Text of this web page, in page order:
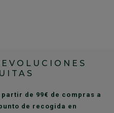
de 99€ de compras a
de recogida en